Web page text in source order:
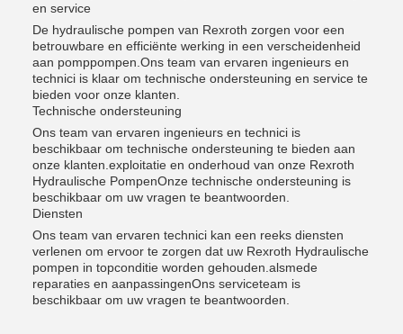
en service
De hydraulische pompen van Rexroth zorgen voor een
betrouwbare en efficiënte werking in een verscheidenheid
aan pomppompen.Ons team van ervaren ingenieurs en
technici is klaar om technische ondersteuning en service te
bieden voor onze klanten.
Technische ondersteuning
Ons team van ervaren ingenieurs en technici is
beschikbaar om technische ondersteuning te bieden aan
onze klanten.exploitatie en onderhoud van onze Rexroth
Hydraulische PompenOnze technische ondersteuning is
beschikbaar om uw vragen te beantwoorden.
Diensten
Ons team van ervaren technici kan een reeks diensten
verlenen om ervoor te zorgen dat uw Rexroth Hydraulische
pompen in topconditie worden gehouden.alsmede
reparaties en aanpassingenOns serviceteam is
beschikbaar om uw vragen te beantwoorden.